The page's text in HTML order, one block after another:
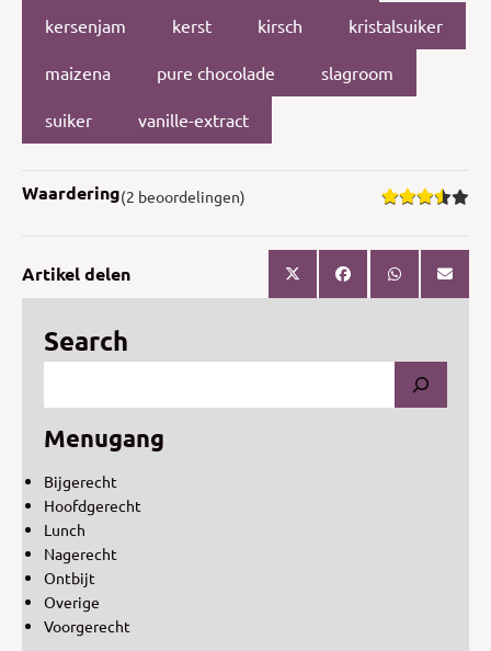
kersenjam kerst kirsch kristalsuiker
maizena pure chocolade slagroom
suiker vanille-extract
Waardering(2 beoordelingen)
Artikel delen
Search
Menugang
Bijgerecht
Hoofdgerecht
Lunch
Nagerecht
Ontbijt
Overige
Voorgerecht